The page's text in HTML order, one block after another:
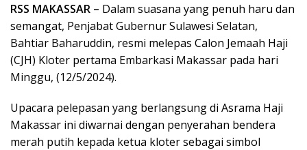
RSS MAKASSAR – Dalam suasana yang penuh haru dan
semangat, Penjabat Gubernur Sulawesi Selatan,
Bahtiar Baharuddin, resmi melepas Calon Jemaah Haji
(CJH) Kloter pertama Embarkasi Makassar pada hari
Minggu, (12/5/2024).
Upacara pelepasan yang berlangsung di Asrama Haji
Makassar ini diwarnai dengan penyerahan bendera
merah putih kepada ketua kloter sebagai simbol